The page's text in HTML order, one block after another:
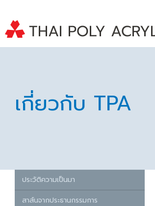
เกี่ยวกับ TPA
ประวัติความเป็นมา
สาส์นจากประธานกรรมการ